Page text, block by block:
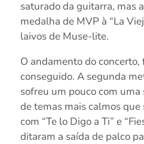
saturado da guitarra, mas
medalha de MVP à “La
laivos de Muse-lite.
O andamento do concerto,
conseguido. A segunda
sofreu um pouco com
de temas mais calmos
com “Te lo Digo a Ti” e
ditaram a saída de palco